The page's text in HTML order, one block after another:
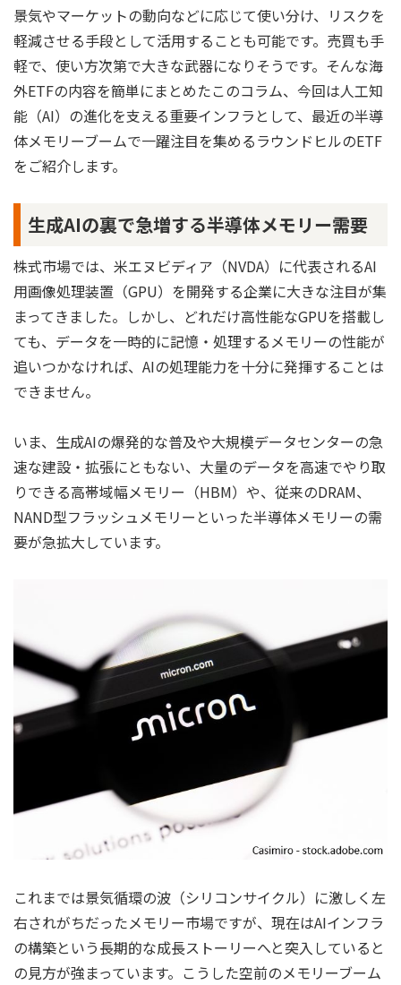
景気やマーケットの動向などに応じて使い分け、リスクを
軽減させる手段として活用することも可能です。売買も手
軽で、使い方次第で大きな武器になりそうです。そんな海
外ETFの内容を簡単にまとめたこのコラム、今回は人工知
能（AI）の進化を支える重要インフラとして、最近の半導
体メモリーブームで一躍注目を集めるラウンドヒルのETF
をご紹介します。
生成AIの裏で急増する半導体メモリー需要
株式市場では、米エヌビディア（NVDA）に代表されるAI
用画像処理装置（GPU）を開発する企業に大きな注目が集
まってきました。しかし、どれだけ高性能なGPUを搭載し
ても、データを一時的に記憶・処理するメモリーの性能が
追いつかなければ、AIの処理能力を十分に発揮することは
できません。
いま、生成AIの爆発的な普及や大規模データセンターの急
速な建設・拡張にともない、大量のデータを高速でやり取
りできる高帯域幅メモリー（HBM）や、従来のDRAM、
NAND型フラッシュメモリーといった半導体メモリーの需
要が急拡大しています。
これまでは景気循環の波（シリコンサイクル）に激しく左
右されがちだったメモリー市場ですが、現在はAIインフラ
の構築という長期的な成長ストーリーへと突入していると
の見方が強まっています。こうした空前のメモリーブーム